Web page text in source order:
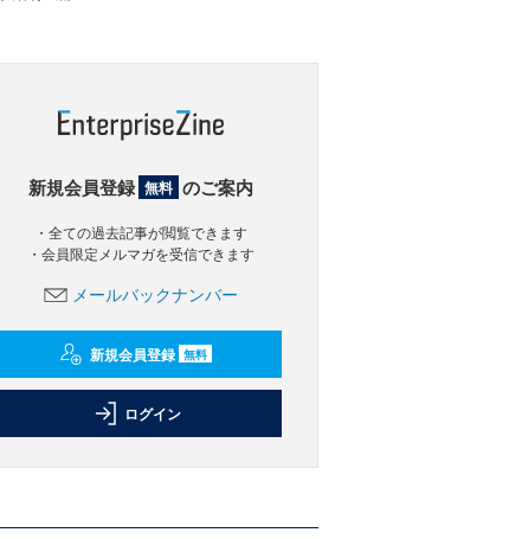
新規会員登録 無料 のご案内
・全ての過去記事が閲覧できます
・会員限定メルマガを受信できます
メールバックナンバー
新規会員登録 無料
ログイン